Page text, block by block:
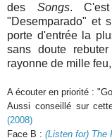
des Songs.
"Desemparado" et
porte d'entrée la
sans doute
rayonne de mille
A écouter en priorité :
Aussi conseillé sur
(2008)
Face B : (Listen for) The